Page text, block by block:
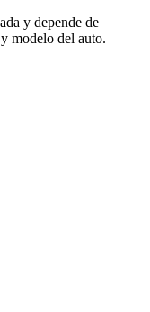
y depende de
modelo del auto.